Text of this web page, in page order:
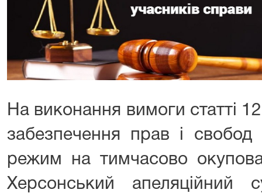
На виконання вимоги статті
забезпечення прав і
режим на тимчасово
Херсонський апеляційний